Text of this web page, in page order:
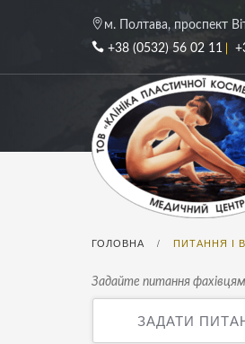
м. Полтава, проспект
+38 (0532) 56 02 11
ГОЛОВНА / ПИТАННЯ І
Задайте питання
ЗАДАТИ